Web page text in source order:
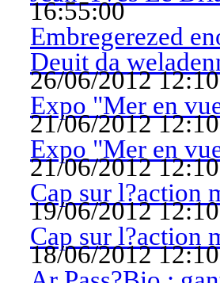
16:55:00
Embregerezed
Deuit da
26/06/2012
Expo "Mer en
21/06/2012
Expo "Mer en
21/06/2012
Cap sur l?action
19/06/2012
Cap sur l?action
18/06/2012